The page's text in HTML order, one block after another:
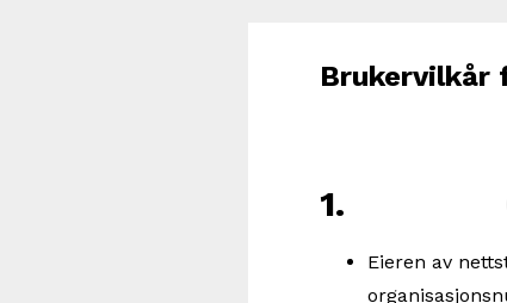
Brukervilkår
1.
Eieren av